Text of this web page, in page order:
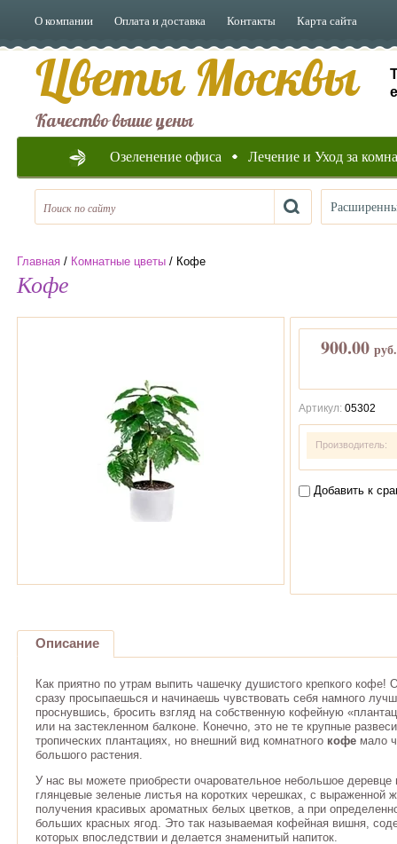
О компании Оплата и доставка Контакты Карта сайта
Цветы Москвы
Качество выше цены
Озеленение офиса Лечение и Уход за
Главная / Комнатные цветы / Кофе
Кофе
900.00 руб.
Артикул: 05302
Производитель:
Добавить к
Описание
Как приятно по утрам выпить чашечку душистого крепкого кофе!
сразу просыпаешься и начинаешь чувствовать себя намного
проснувшись, бросить взгляд на собственную кофейную
или на застекленном балконе. Конечно, это не те крупные
тропических плантациях, но внешний вид комнатного кофе мало
большого растения.
У нас вы можете приобрести очаровательное небольшое деревце
глянцевые зеленые листья на коротких черешках, с выраженной
получения красивых ароматных белых цветков, а при
больших красных ягод. Это так называемая кофейная вишня,
которых впоследствии и делается знаменитый напиток.